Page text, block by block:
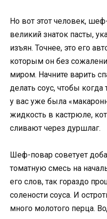
Но вот этот человек,
великий знаток пасты,
изъян. Точнее, это его
которым он без
миром. Начните варить
делать соус, чтобы когда
у вас уже была
жидкость в кастрюле,
сливают через дуршлаг.
Шеф-повар советует
томатную смесь на
его слов, так гораздо
солености соуса. И
много молотого перца.